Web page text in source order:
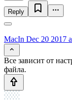
Reply
MacIn Dec 20 2017
Все зависит от
файла.